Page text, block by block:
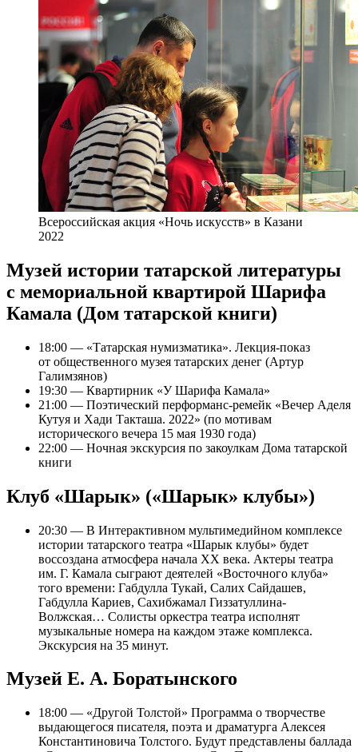
Всероссийская акция «Ночь искусств» в Казани
2022
Музей истории татарской литературы
с мемориальной квартирой Шарифа
Камала (Дом татарской книги)
18:00 — «Татарская нумизматика». Лекция-показ
от общественного музея татарских денег (Артур
Галимзянов)
19:30 — Квартирник «У Шарифа Камала»
21:00 — Поэтический перформанс-ремейк «Вечер Аделя
Кутуя и Хади Такташа. 2022» (по мотивам
исторического вечера 15 мая 1930 года)
22:00 — Ночная экскурсия по закоулкам Дома татарской
книги
Клуб «Шарык» («Шарык» клубы»)
20:30 — В Интерактивном мультимедийном комплексе
истории татарского театра «Шарык клубы» будет
воссоздана атмосфера начала XX века. Актеры театра
им. Г. Камала сыграют деятелей «Восточного клуба»
того времени: Габдулла Тукай, Салих Сайдашев,
Габдулла Кариев, Сахибжамал Гиззатуллина-
Волжская… Солисты оркестра театра исполнят
музыкальные номера на каждом этаже комплекса.
Экскурсия на 35 минут.
Музей Е. А. Боратынского
18:00 — «Другой Толстой» Программа о творчестве
выдающегося писателя, поэта и драматурга Алексея
Константиновича Толстого. Будут представлены баллада